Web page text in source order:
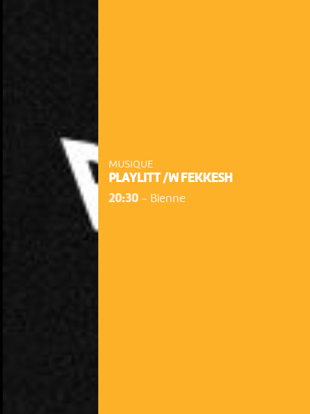
MUSIQUE
PLAYLITT /W FEKKESH
20:30- Bienne